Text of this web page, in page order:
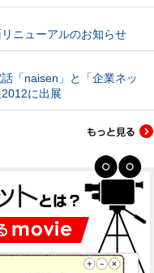
ニューアルのお知らせ
「naisen」と「企業ネッ
に出展